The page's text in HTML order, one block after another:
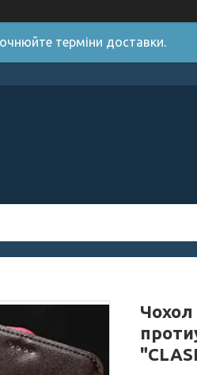
терміни доставки.
Чохол